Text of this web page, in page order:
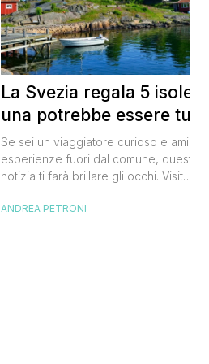
La Svezia regala 5 isole e
una potrebbe essere tua
Se sei un viaggiatore curioso e ami le
esperienze fuori dal comune, questa
notizia ti farà brillare gli occhi. Visit
lanciato un concorso speciale: puoi
ANDREA PETRONI